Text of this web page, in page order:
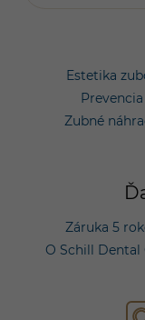
Estetika
Prevencia
Zubné
Záruka 5
O Schill Dental